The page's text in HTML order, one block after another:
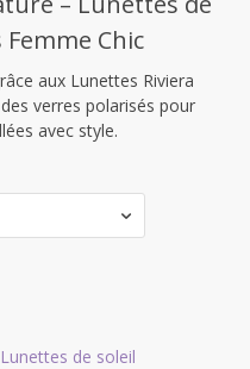
Chic
aux Lunettes Riviera
verres polarisés pour
avec style.
Lunettes de soleil